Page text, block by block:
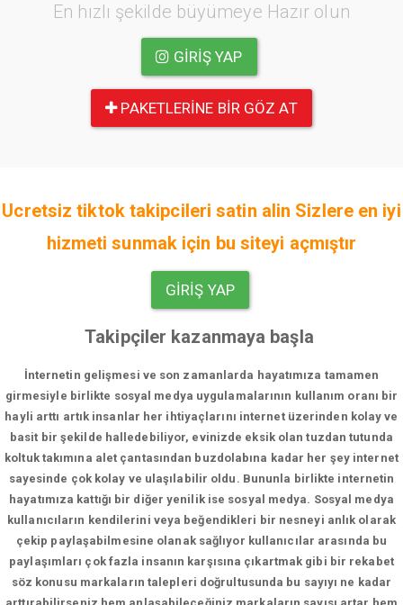
En hızlı şekilde büyümeye Hazır olun
GIRIŞ YAP
PAKETLERINE BIR GÖZ AT
Ucretsiz tiktok takipcileri satin alin Sizlere en iyi
hizmeti sunmak için bu siteyi açmıştır
GIRIŞ YAP
Takipçiler kazanmaya başla
İnternetin gelişmesi ve son zamanlarda hayatımıza tamamen
girmesiyle birlikte sosyal medya uygulamalarının kullanım oranı bir
hayli arttı artık insanlar her ihtiyaçlarını internet üzerinden kolay ve
basit bir şekilde halledebiliyor, evinizde eksik olan tuzdan tutunda
koltuk takımına alet çantasından buzdolabına kadar her şey internet
sayesinde çok kolay ve ulaşılabilir oldu. Bununla birlikte internetin
hayatımıza kattığı bir diğer yenilik ise sosyal medya. Sosyal medya
kullanıcıların kendilerini veya beğendikleri bir nesneyi anlık olarak
çekip paylaşabilmesine olanak sağlıyor kullanıcılar arasında bu
paylaşımları çok fazla insanın karşısına çıkartmak gibi bir rekabet
söz konusu markaların talepleri doğrultusunda bu sayıyı ne kadar